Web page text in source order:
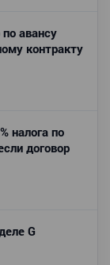
авансу
контракту
налога по
договор
G